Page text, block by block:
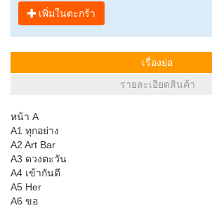
เพิ่มในตะกร้า
เรื่องย่อ
รายละเอียดสินค้า
หน้า A
A1 ทุกอย่าง
A2 Art Bar
A3 ดวงตะวัน
A4 เข้ากันดี
A5 Her
A6 ขอ